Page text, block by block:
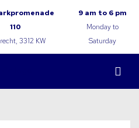
110
3312 KW
9 am to 6 pm
Monday to
Saturday